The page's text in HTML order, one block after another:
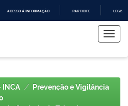
ACESSO À INFORMAÇÃO PARTICIPE
INCA
Prevenção e Vigilância